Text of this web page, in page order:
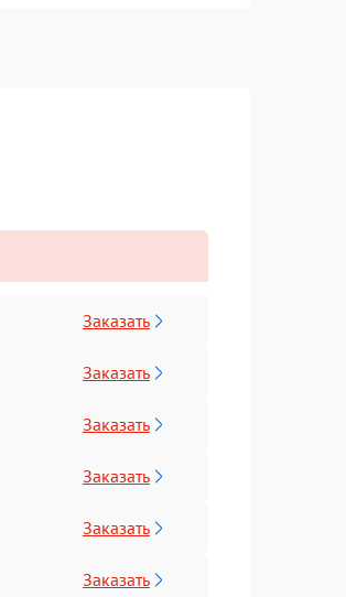
Заказать
Заказать
Заказать
Заказать
Заказать
Заказать